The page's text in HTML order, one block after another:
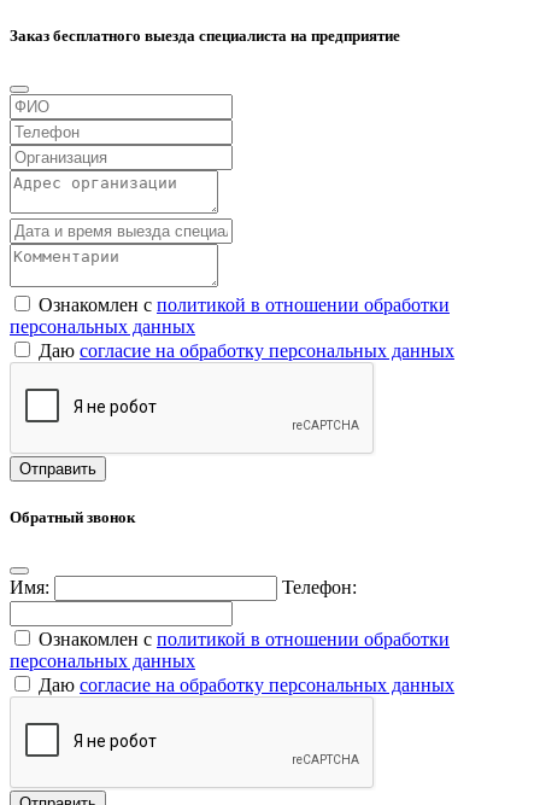
Заказ бесплатного выезда специалиста на предприятие
Ознакомлен с политикой в отношении обработки
персональных данных
Даю согласие на обработку персональных данных
Обратный звонок
Имя: Телефон:
Ознакомлен с политикой в отношении обработки
персональных данных
Даю согласие на обработку персональных данных